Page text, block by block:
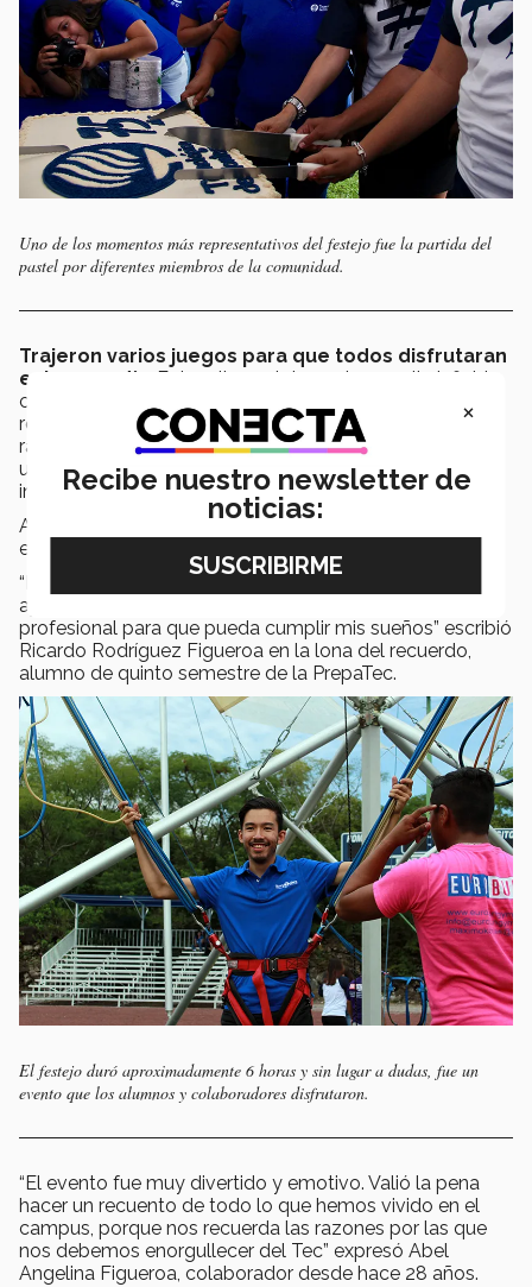
Uno de los momentos más representativos del festejo fue la partida del
pastel por diferentes miembros de la comunidad.
Trajeron varios juegos para que todos disfrutaran
este gran día
. Entre ellos estaba un largo rally inflable
con obstáculos en el que los alumnos y colaboradores
realizaron carreras para ver quién lo atravesaba más
rápido. También trajeron una cancha de Bubble soccer,
un Bungee trampolín y una cabina de fotos
instantáneas.
Además, colocaron una lona para que la comunidad
expresara lo que el Tec significa para ellos.
“Para mí el Tec es mi segundo hogar, el lugar donde
apoyan y contribuyen a mi formación personal y
profesional para que pueda cumplir mis sueños” escribió
Ricardo Rodríguez Figueroa en la lona del recuerdo,
alumno de quinto semestre de la PrepaTec.
El festejo duró aproximadamente 6 horas y sin lugar a dudas, fue un
evento que los alumnos y colaboradores disfrutaron.
“El evento fue muy divertido y emotivo. Valió la pena
hacer un recuento de todo lo que hemos vivido en el
campus, porque nos recuerda las razones por las que
nos debemos enorgullecer del Tec” expresó Abel
Angelina Figueroa, colaborador desde hace 28 años.
×
Recibe nuestro newsletter de
noticias: